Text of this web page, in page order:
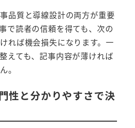
品質と導線設計の両方が重要
で読者の信頼を得ても、次の
れば機会損失になります。一
えても、記事内容が薄ければ
。
性と分かりやすさで決